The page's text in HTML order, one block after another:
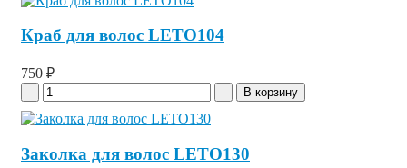
Краб для волос LETO104
750 ₽
Заколка для волос LETO130